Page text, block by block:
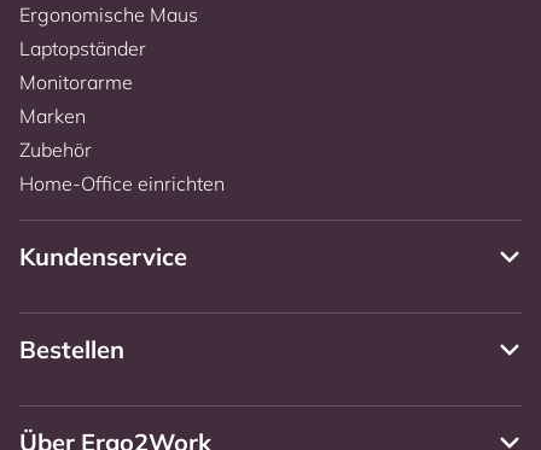
Ergonomische Maus
Laptopständer
Monitorarme
Marken
Zubehör
Home-Office einrichten
Kundenservice
Bestellen
Über Ergo2Work